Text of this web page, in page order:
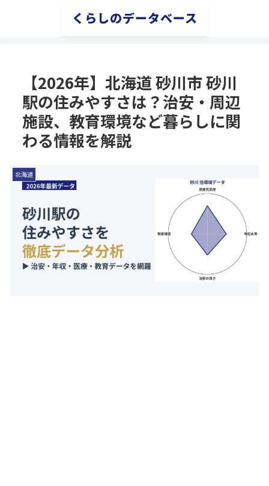
くらしのデータベース
【2026年】北海道 砂川市 砂川
駅の住みやすさは？治安・周辺
施設、教育環境など暮らしに関
わる情報を解説
北海道